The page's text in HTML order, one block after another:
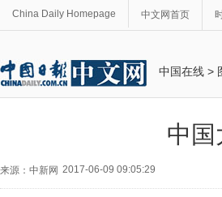
China Daily Homepage 中文网首页
中国在线 >
中国
来源：中新网 2017-06-09 09:05:29